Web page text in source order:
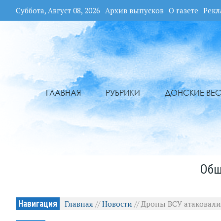
Суббота, Август 08, 2026 Архив выпусков О газете
ГЛАВНАЯ РУБРИКИ ДОНСКИЕ
Навигация Главная //Новости // Дроны ВСУ